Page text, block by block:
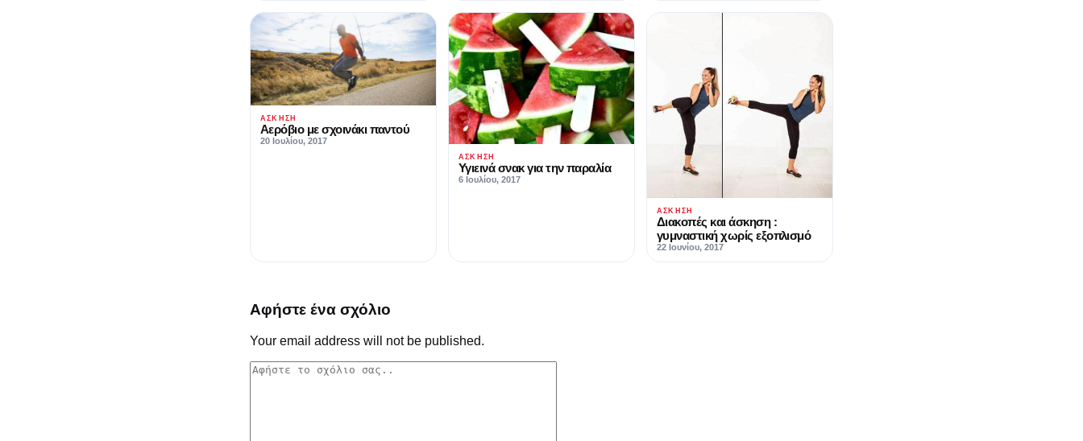
ΆΣΚΗΣΗ
Αερόβιο με σχοινάκι παντού
20 Ιουλίου, 2017
ΆΣΚΗΣΗ
Υγιεινά σνακ για την παραλία
6 Ιουλίου, 2017
ΆΣΚΗΣΗ
Διακοπές και άσκηση :
γυμναστική χωρίς εξοπλισμό
22 Ιουνίου, 2017
Αφήστε ένα σχόλιο
Your email address will not be published.